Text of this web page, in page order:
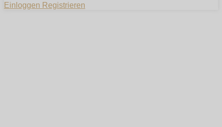
Einloggen Registrieren